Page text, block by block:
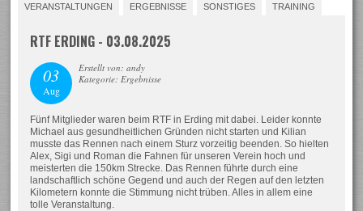
VERANSTALTUNGEN ERGEBNISSE SONSTIGES TRAINING
RTF ERDING - 03.08.2025
03
Aug
Erstellt von: andy
Kategorie: Ergebnisse
Fünf Mitglieder waren beim RTF in Erding mit dabei. Leider konnte
Michael aus gesundheitlichen Gründen nicht starten und Kilian
musste das Rennen nach einem Sturz vorzeitig beenden. So hielten
Alex, Sigi und Roman die Fahnen für unseren Verein hoch und
meisterten die 150km Strecke. Das Rennen führte durch eine
landschaftlich schöne Gegend und auch der Regen auf den letzten
Kilometern konnte die Stimmung nicht trüben. Alles in allem eine
tolle Veranstaltung.